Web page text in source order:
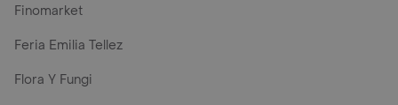
Finomarket
Feria Emilia Tellez
Flora Y Fungi